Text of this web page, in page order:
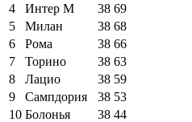
4
Интер М 38 69
5
Милан 38 68
6
Рома 38 66
7
Торино 38 63
8
Лацио 38 59
9
Сампдория 38 53
10 Болонья 38 44